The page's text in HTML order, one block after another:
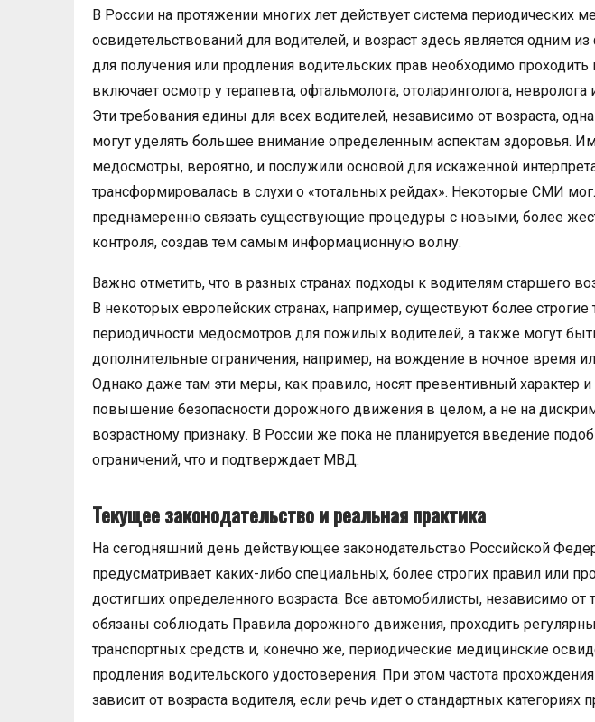
В России на протяжении многих лет действует система периодических
освидетельствований для водителей, и возраст здесь является одним
для получения или продления водительских прав необходимо
включает осмотр у терапевта, офтальмолога, отоларинголога, невролога
Эти требования едины для всех водителей, независимо от возраста,
могут уделять большее внимание определенным аспектам здоровья.
медосмотры, вероятно, и послужили основой для искаженной
трансформировалась в слухи о «тотальных рейдах». Некоторые СМИ
преднамеренно связать существующие процедуры с новыми, более
контроля, создав тем самым информационную волну.
Важно отметить, что в разных странах подходы к водителям старшего
В некоторых европейских странах, например, существуют более строгие
периодичности медосмотров для пожилых водителей, а также могут
дополнительные ограничения, например, на вождение в ночное время
Однако даже там эти меры, как правило, носят превентивный характер
повышение безопасности дорожного движения в целом, а не на
возрастному признаку. В России же пока не планируется введение
ограничений, что и подтверждает МВД.
Текущее законодательство и реальная практика
На сегодняшний день действующее законодательство Российской
предусматривает каких-либо специальных, более строгих правил или
достигших определенного возраста. Все автомобилисты, независимо от
обязаны соблюдать Правила дорожного движения, проходить
транспортных средств и, конечно же, периодические медицинские
продления водительского удостоверения. При этом частота
зависит от возраста водителя, если речь идет о стандартных категориях